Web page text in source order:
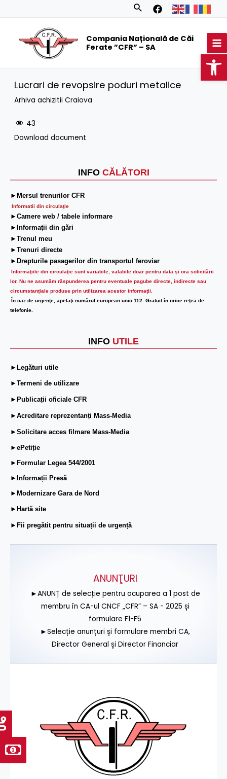
Search
Compania Națională de Căi
Ferate ”CFR” – SA
INFO CĂLĂTORI
►Mersul trenurilor CFR
Informatii din circulaţie
►Camere web / tabele informare
►Informaţii din gări
►Trenul meu
►Trenuri directe
►Drepturile pasagerilor din transportul feroviar
Informaţiile din circulaţie sunt variabile, valabile doar pentru data şi ora solicitării
lor. Nu ne asumăm răspunderea pentru eventuale pagube directe, indirecte sau
circumstanțiale produse prin utilizarea acestor informații.
În caz de urgenţe, apelaţi numărul european unic 112. Gratuit în orice reţea de
telefonie.
INFO UTILE
►Legături utile
►Termeni de utilizare
►Publicații oficiale CFR
►Acreditare reprezentanți Mass-Media
►Solicitare acces filmare Mass-Media
►ePetiție
►Formular Legea 544/2001
►Informații Presă
►Modernizare Gara de Nord
►Hartă site
►Fii pregătit pentru situații de urgență
Lucrari de revopsire poduri metalice
Arhiva achizitii Craiova
43
Download document
ANUNŢURI
►ANUNȚ de selecție pentru ocuparea a 1 post de
membru în CA-ul CNCF „CFR” – SA - 2025 și
formulare F1-F5
►Selecție anunțuri și formulare membri CA,
Director General și Director Financiar